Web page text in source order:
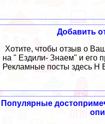
Добавить
Хотите, чтобы отзыв о
на " Ездили- Знаем" и его
Рекламные посты здесь Н
Популярные